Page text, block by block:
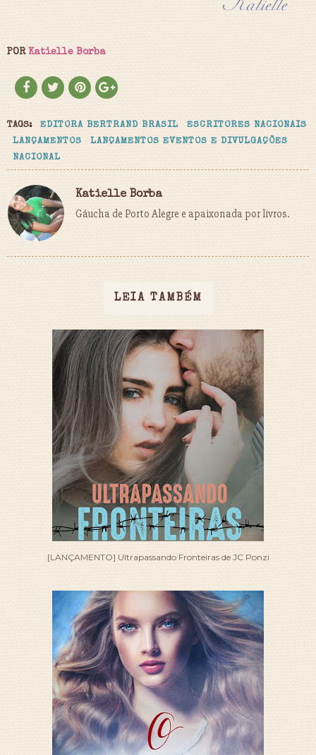
POR Katielle Borba
TAGS: EDITORA BERTRAND BRASIL
ESCRITORES NACIONAIS
LANÇAMENTOS
LANÇAMENTOS EVENTOS E DIVULGAÇÕES
NACIONAL
Katielle Borba
Gáucha de Porto Alegre e apaixonada por livros.
LEIA TAMBÉM
[LANÇAMENTO] Ultrapassando Fronteiras de JC Ponzi